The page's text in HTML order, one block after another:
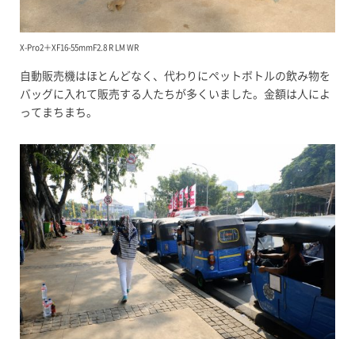
X-Pro2＋XF16-55mmF2.8 R LM WR
自動販売機はほとんどなく、代わりにペットボトルの飲み物を
バッグに入れて販売する人たちが多くいました。金額は人によ
ってまちまち。